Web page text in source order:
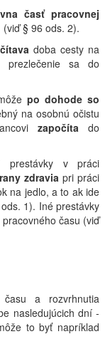
časť pracovnej
(viď § 96 ods. 2).
doba cesty na
sa do
po dohode so
na osobnú očistu
započíta do
prestávky v práci
zdravia pri práci
na jedlo, a to ak ide
1). Iné prestávky
pracovného času (viď
a rozvrhnutia
nasledujúcich dní -
to byť napríklad